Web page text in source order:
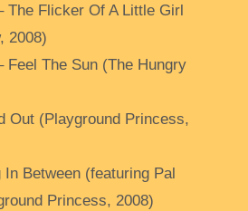
The Flicker Of A Little Girl
2008)
Feel The Sun (The Hungry
Out (Playground Princess,
Between (featuring Pal
Princess, 2008)